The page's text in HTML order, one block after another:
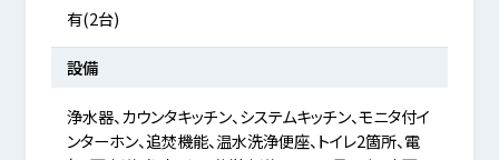
有(2台)
設備
浄水器、カウンタキッチン、システムキッチン、モニタ付イ
ンターホン、追焚機能、温水洗浄便座、トイレ2箇所、電